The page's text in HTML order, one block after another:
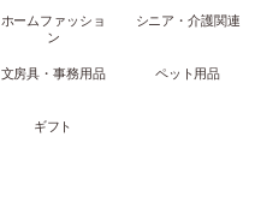
ホームファッショ
ン
シニア・介護関連
文房具・事務用品 ペット用品
ギフト